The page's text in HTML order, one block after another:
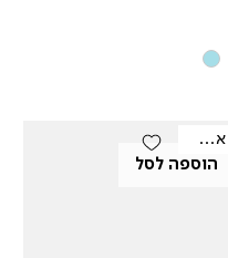
הוספה לסל
אאוטלט